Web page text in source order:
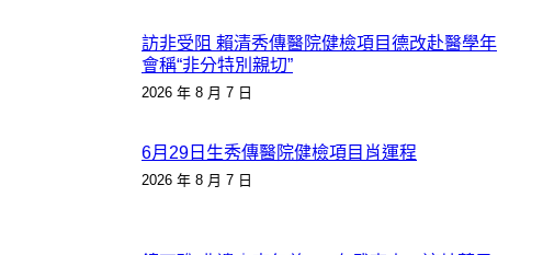
訪非受阻 賴清秀傳醫院健檢項目德改赴醫學年
會稱“非分特別親切”
2026 年 8 月 7 日
6月29日生秀傳醫院健檢項目肖運程
2026 年 8 月 7 日